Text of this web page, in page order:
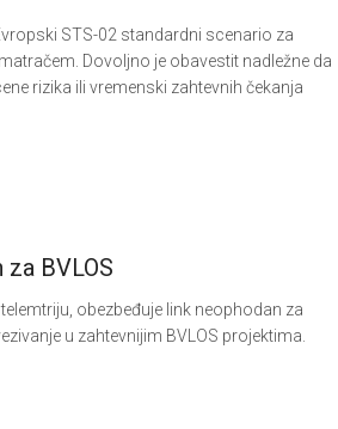
STS-02 standardni scenario za
Dovoljno je obavestit nadležne da
rizika ili vremenski zahtevnih čekanja
BVLOS
obezbeđuje link neophodan za
u zahtevnijim BVLOS projektima.